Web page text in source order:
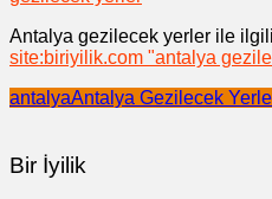
Antalya gezilecek yerler ile
site:biriyilik.com "antalya
antalyaAntalya Gezilecek
Bir İyilik